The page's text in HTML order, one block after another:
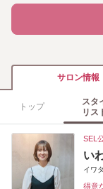
サロン情報
トップ
スタ
リス
SEL
い
イワタ
得意